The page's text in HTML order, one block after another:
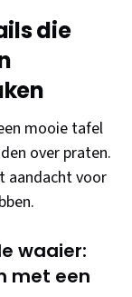
die
mooie tafel
over praten.
aandacht voor
waaier:
met een